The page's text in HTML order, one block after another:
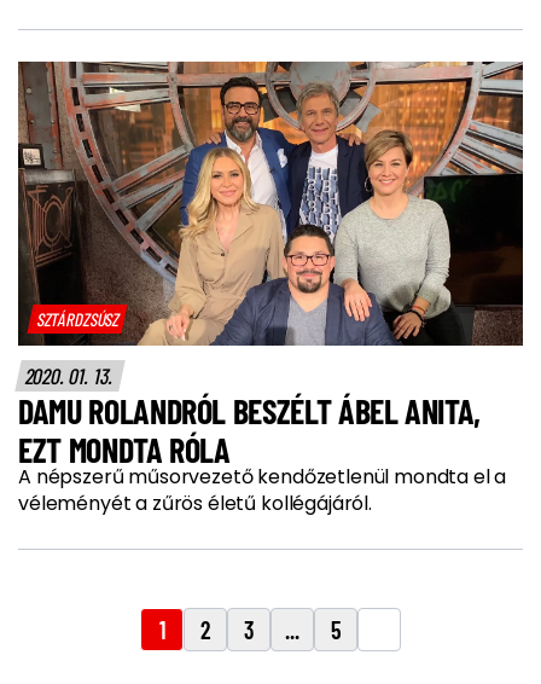
SZTÁRDZSÚSZ
2020. 01. 13.
DAMU ROLANDRÓL BESZÉLT ÁBEL ANITA,
EZT MONDTA RÓLA
A népszerű műsorvezető kendőzetlenül mondta el a
véleményét a zűrös életű kollégájáról.
1 2 3 ... 5